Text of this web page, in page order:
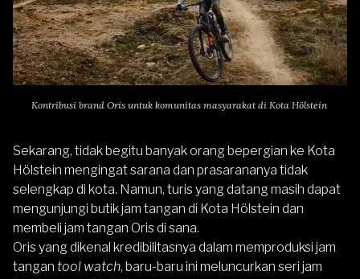
Kontribusi brand Oris untuk komunitas masyarakat di Kota Hölstein
Sekarang, tidak begitu banyak orang bepergian ke Kota
Hölstein mengingat sarana dan prasarananya tidak
selengkap di kota. Namun, turis yang datang masih dapat
mengunjungi butik jam tangan di Kota Hölstein dan
membeli jam tangan Orisdi sana.
Orisyang dikenal kredibilitasnya dalam memproduksi jam
tangan tool watch, baru-baru ini meluncurkan seri jam